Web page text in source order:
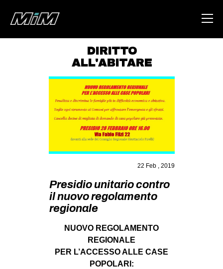
HOME
ABOUT
AREA
GAZA FREESTYLE
STUDENTI TSUNAMI
MILANO
MOBILITAZIONI
SPAZI
DIRITTO
ALL'ABITARE
22 Feb , 2019
Presidio unitario contro
il nuovo regolamento
regionale
NUOVO REGOLAMENTO
REGIONALE
PER L’ACCESSO ALLE CASE
POPOLARI: